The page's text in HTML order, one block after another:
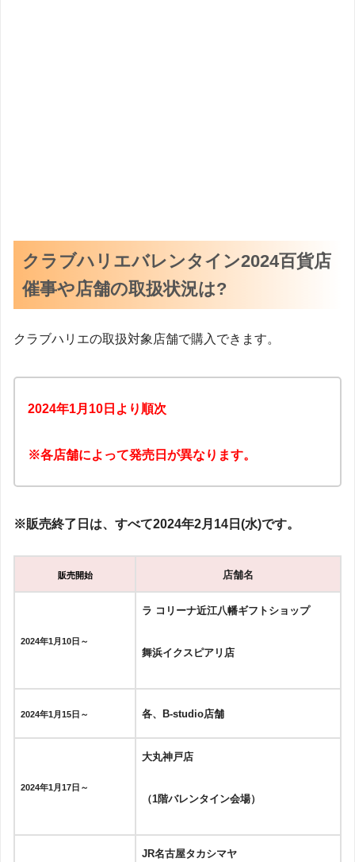
クラブハリエバレンタイン2024百貨店
催事や店舗の取扱状況は?
クラブハリエの取扱対象店舗で購入できます。
2024年1月10日より順次
※各店舗によって発売日が異なります。
※販売終了日は、すべて2024年2月14日(水)です。
販売開始 店舗名
2024年1月10日～
ラ コリーナ近江八幡ギフトショップ
舞浜イクスピアリ店
2024年1月15日～ 各、B-studio店舗
2024年1月17日～
大丸神戸店
（1階バレンタイン会場）
JR名古屋タカシマヤ